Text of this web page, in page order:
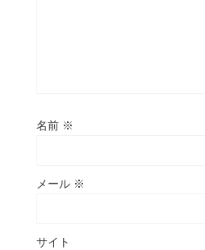
名前 ※
メール ※
サイト